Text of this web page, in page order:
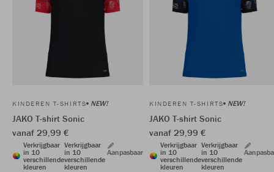
KINDEREN T-SHIRTS NEW!
JAKO T-shirt Sonic
vanaf 29,99 €
Verkrijgbaar
in 10
verschillende
kleuren
Verkrijgbaar
in 10
verschillende
kleuren
Aanpasbaar
KINDEREN T-SHIRTS NEW!
JAKO T-shirt Sonic
vanaf 29,99 €
Verkrijgbaar
in 10
verschillende
kleuren
Verkrijgbaar
in 10
verschillende
kleuren